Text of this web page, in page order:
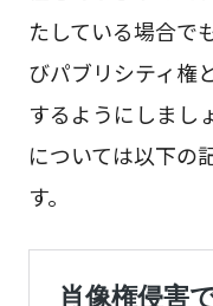
たしている場合で
びパブリシティ権
するようにしまし
については以下の
す。